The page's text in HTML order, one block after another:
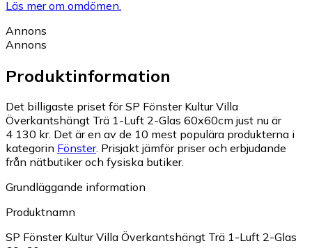
Läs mer om omdömen.
Annons
Annons
Produktinformation
Det billigaste priset för SP Fönster Kultur Villa
Överkantshängt Trä 1-Luft 2-Glas 60x60cm just nu är
4 130 kr. Det är en av de 10 mest populära produkterna i
kategorin Fönster. Prisjakt jämför priser och erbjudande
från nätbutiker och fysiska butiker.
Grundläggande information
Produktnamn
SP Fönster Kultur Villa Överkantshängt Trä 1-Luft 2-Glas